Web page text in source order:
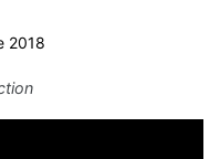
2018